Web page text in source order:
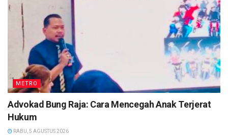
METRO
Advokad Bung Raja: Cara Mencegah Anak Terjerat
Hukum
RABU, 5 AGUSTUS 2026